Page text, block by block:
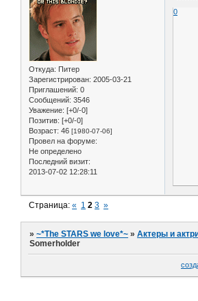
Откуда: Питер
Зарегистрирован: 2005-03-21
Приглашений: 0
Сообщений: 3546
Уважение: [+0/-0]
Позитив: [+0/-0]
Возраст: 46 [1980-07-06]
Провел на форуме:
Не определено
Последний визит:
2013-07-02 12:28:11
0
Страница:« 1 2 3 »
»~*The STARS we love*~ »Актеры и
Somerholder